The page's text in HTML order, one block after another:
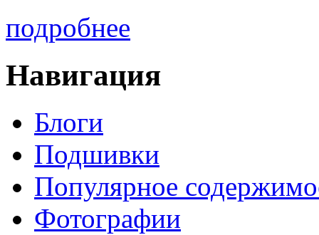
подробнее
Навигация
Блоги
Подшивки
Популярное
Фотографии